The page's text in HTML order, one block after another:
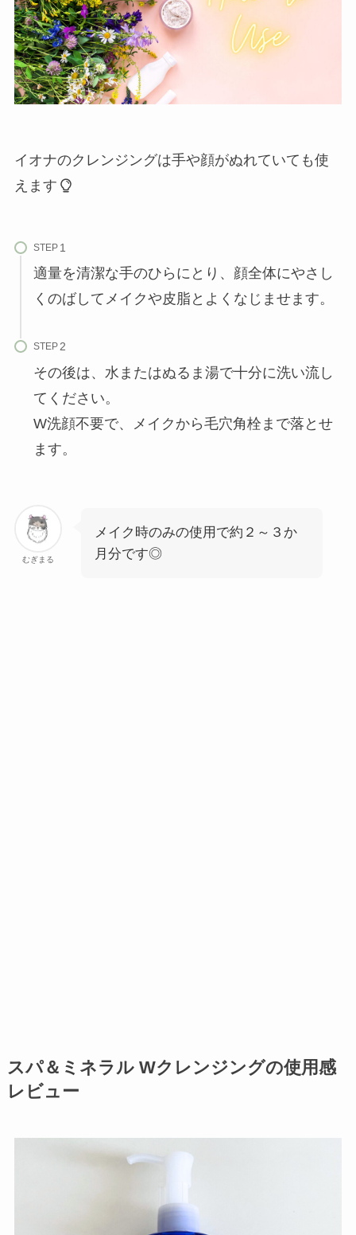
イオナのクレンジングは手や顔がぬれていても使
えます
STEP
適量を清潔な手のひらにとり、顔全体にやさし
くのばしてメイクや皮脂とよくなじませます。
STEP
その後は、水またはぬるま湯で十分に洗い流し
てください。
W洗顔不要で、メイクから毛穴角栓まで落とせ
ます。
むぎまる
メイク時のみの使用で約２～３か
月分です◎
スパ＆ミネラル Wクレンジングの使用感
レビュー